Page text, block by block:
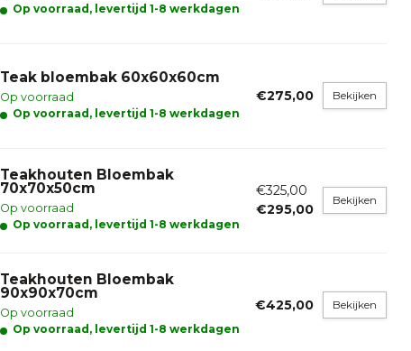
Op voorraad, levertijd 1-8 werkdagen
Teak bloembak 60x60x60cm
Op voorraad
Op voorraad, levertijd 1-8 werkdagen
€275,00 Bekijken
Teakhouten Bloembak
70x70x50cm
Op voorraad
Op voorraad, levertijd 1-8 werkdagen
€325,00
€295,00
Bekijken
Teakhouten Bloembak
90x90x70cm
Op voorraad
Op voorraad, levertijd 1-8 werkdagen
€425,00 Bekijken